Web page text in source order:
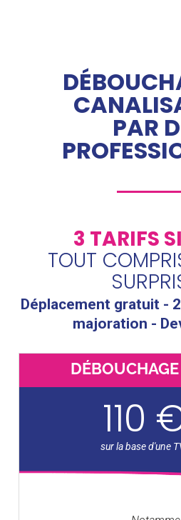
PAR
3 TARIFS
TOUT
Déplacement gratuit -
majoration -
110